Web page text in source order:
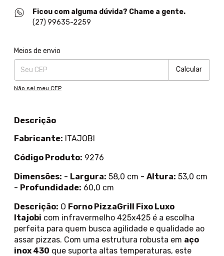
Ficou com alguma dúvida? Chame a gente.
(27) 99635-2259
Entregas para o CEP:
Meios de envio
Calcular
Não sei meu CEP
Descrição
Fabricante: ITAJOBI
Código Produto: 9276
Dimensões: - Largura: 58,0 cm - Altura: 53,0 cm
- Profundidade: 60,0 cm
Descrição: O Forno PizzaGrill Fixo Luxo
Itajobi com infravermelho 425x425 é a escolha
perfeita para quem busca agilidade e qualidade ao
assar pizzas. Com uma estrutura robusta em aço
inox 430 que suporta altas temperaturas, este